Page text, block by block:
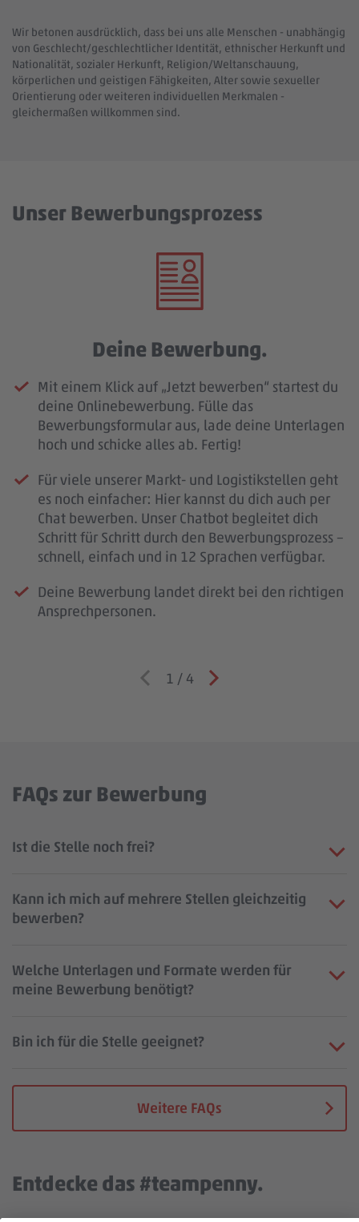
Wir betonen ausdrücklich, dass bei uns alle Menschen - unabhängig
von Geschlecht/geschlechtlicher Identität, ethnischer Herkunft und
Nationalität, sozialer Herkunft, Religion/Weltanschauung,
körperlichen und geistigen Fähigkeiten, Alter sowie sexueller
Orientierung oder weiteren individuellen Merkmalen -
gleichermaßen willkommen sind.
Unser Bewerbungsprozess
Deine Bewerbung.
Mit einem Klick auf „Jetzt bewerben“ startest du
deine Onlinebewerbung. Fülle das
Bewerbungsformular aus, lade deine Unterlagen
hoch und schicke alles ab. Fertig!
Für viele unserer Markt- und Logistikstellen geht
es noch einfacher: Hier kannst du dich auch per
Chat bewerben. Unser Chatbot begleitet dich
Schritt für Schritt durch den Bewerbungsprozess –
schnell, einfach und in 12 Sprachen verfügbar.
Deine Bewerbung landet direkt bei den richtigen
Ansprechpersonen.
1 / 4
FAQs zur Bewerbung
Ist die Stelle noch frei?
Kann ich mich auf mehrere Stellen gleichzeitig
bewerben?
Welche Unterlagen und Formate werden für
meine Bewerbung benötigt?
Bin ich für die Stelle geeignet?
Weitere FAQs
Entdecke das #teampenny.